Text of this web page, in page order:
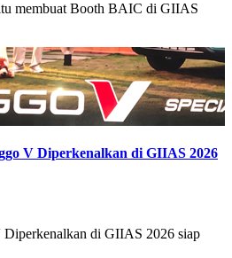
membuat Booth BAIC di GIIAS
V Diperkenalkan di GIIAS 2026
di GIIAS 2026 siap